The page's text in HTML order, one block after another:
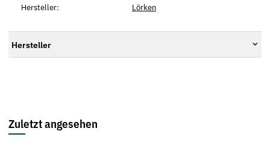
Hersteller:
Lörken
Hersteller
Zuletzt angesehen